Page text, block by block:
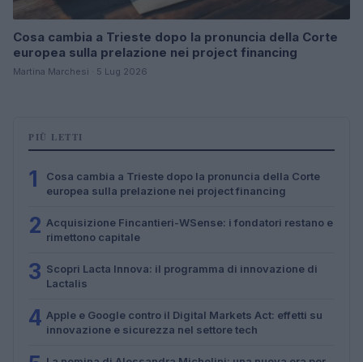
Cosa cambia a Trieste dopo la pronuncia della Corte
europea sulla prelazione nei project financing
Martina Marchesi · 5 Lug 2026
PIÙ LETTI
1
Cosa cambia a Trieste dopo la pronuncia della Corte
europea sulla prelazione nei project financing
2 Acquisizione Fincantieri-WSense: i fondatori restano e
rimettono capitale
3 Scopri Lacta Innova: il programma di innovazione di
Lactalis
4 Apple e Google contro il Digital Markets Act: effetti su
innovazione e sicurezza nel settore tech